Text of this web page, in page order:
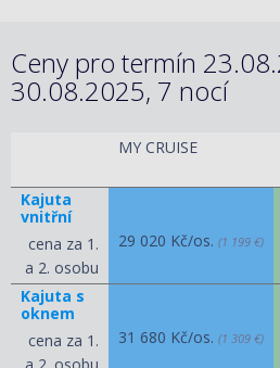
Ceny pro termín
30.08.2025, 7 nocí
MY CRUISE
Kajuta
vnitřní
cena za 1.
a 2. osobu
29 020 Kč/os. (1 199 €)
Kajuta s
oknem
cena za 1.
31 680 Kč/os. (1 309 €)